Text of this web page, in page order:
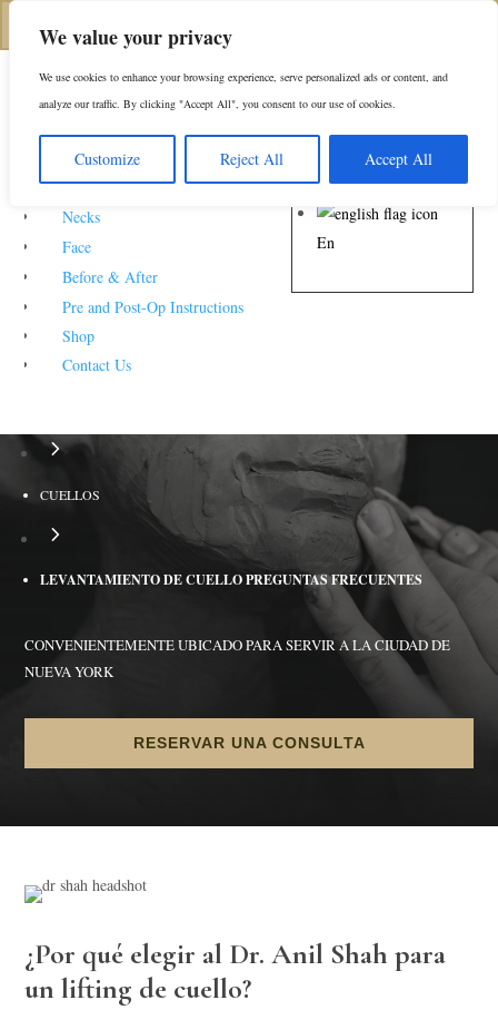
We value your privacy
We use cookies to enhance your browsing experience, serve personalized ads or content, and
analyze our traffic. By clicking "Accept All", you consent to our use of cookies.
Customize Reject All Accept All
(646) 798-4905
About
Noses
Necks
Face
Before & After
Pre and Post-Op Instructions
Shop
Contact Us
En
Levantamiento de cuello
preguntas frecuentes
5
5
CUELLOS
5
LEVANTAMIENTO DE CUELLO PREGUNTAS FRECUENTES
CONVENIENTEMENTE UBICADO PARA SERVIR A LA CIUDAD DE
NUEVA YORK
RESERVAR UNA CONSULTA
¿Por qué elegir al Dr. Anil Shah para
un lifting de cuello?